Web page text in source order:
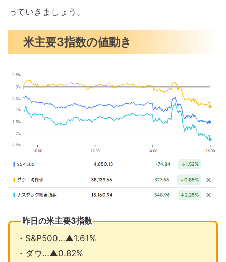
米国市場のトピックス
金利据え置きFOMC、3月も可能性低い
とパウエル議長
予想を下回ったADP民間雇用統計
昨日の注目決算
今週注目の決算発表について
2月の注目イベントについて
っていきましょう。
米主要3指数の値動き
昨日の米主要3指数
・S&P500…▲1.61%
・ダウ…▲0.82%